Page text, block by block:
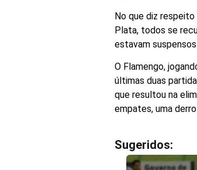
No que diz
Plata, todos se
estavam
O Flamengo,
últimas duas
que resultou na
empates, uma
Sugeridos: